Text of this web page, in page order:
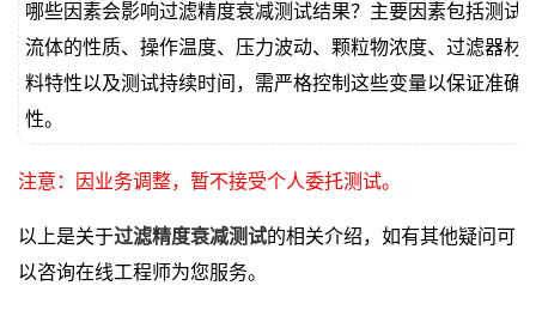
哪些因素会影响过滤精度衰减测试结果？主要因素包括测试
流体的性质、操作温度、压力波动、颗粒物浓度、过滤器材
料特性以及测试持续时间，需严格控制这些变量以保证准确
性。
注意：因业务调整，暂不接受个人委托测试。
以上是关于过滤精度衰减测试的相关介绍，如有其他疑问可
以咨询在线工程师为您服务。